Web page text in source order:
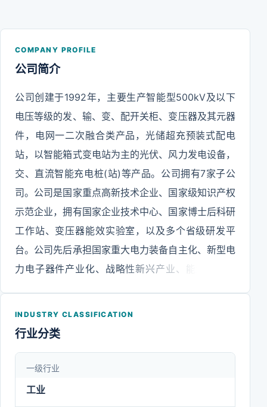
COMPANY PROFILE
公司简介
公司创建于1992年，主要生产智能型500kV及以下
电压等级的发、输、变、配开关柜、变压器及其元器
件，电网一二次融合类产品，光储超充预装式配电
站，以智能箱式变电站为主的光伏、风力发电设备，
交、直流智能充电桩(站)等产品。公司拥有7家子公
司。公司是国家重点高新技术企业、国家级知识产权
示范企业，拥有国家企业技术中心、国家博士后科研
工作站、变压器能效实验室，以及多个省级研发平
台。公司先后承担国家重大电力装备自主化、新型电
力电子器件产业化、战略性新兴产业、能源装备技
通过完整型式试验，获得“Complete”级认证证书。
备设计许可证》和《民用核安全设备制造许可证》。
目前公司拥有2,000多项专利授权，其中发明专利
INDUSTRY CLASSIFICATION
行业分类
一级行业
工业